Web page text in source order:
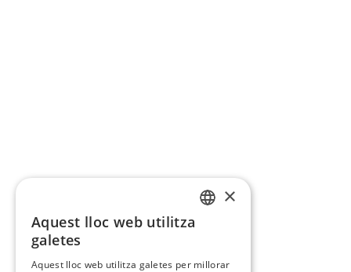
×
Aquest lloc web utilitza
galetes
Aquest lloc web utilitza galetes per millorar